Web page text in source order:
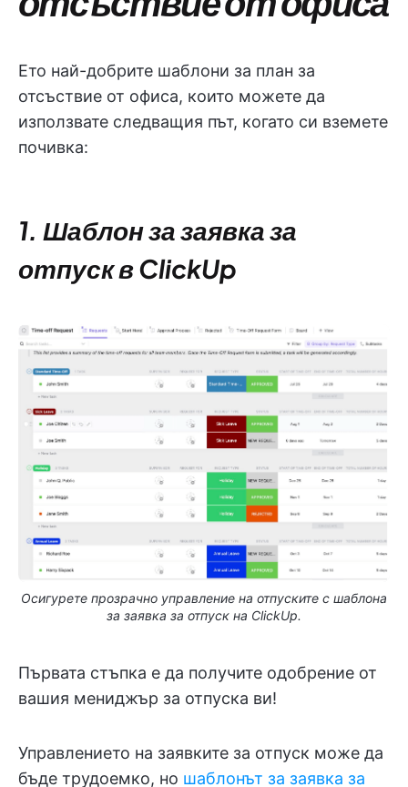
Ето най-добрите шаблони за план за
отсъствие от офиса, които можете да
използвате следващия път, когато си вземете
почивка:
1. Шаблон за заявка за
отпуск в ClickUp
Осигурете прозрачно управление на отпуските с шаблона
за заявка за отпуск на ClickUp.
Първата стъпка е да получите одобрение от
вашия мениджър за отпуска ви!
Управлението на заявките за отпуск може да
бъде трудоемко, но шаблонът за заявка за